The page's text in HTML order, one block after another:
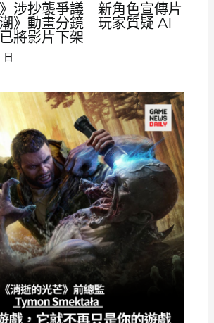
》涉抄襲爭議 新角色宣傳片
》動畫分鏡 玩家質疑 AI
將影片下架